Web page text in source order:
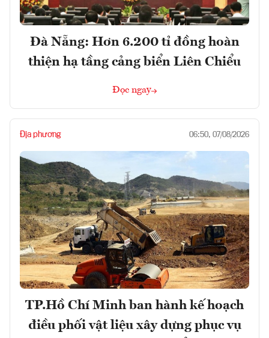
Đà Nẵng: Hơn 6.200 tỉ đồng hoàn
thiện hạ tầng cảng biển Liên Chiểu
Đọc ngay
Địa phương 06:50, 07/08/2026
TP.Hồ Chí Minh ban hành kế hoạch
điều phối vật liệu xây dựng phục vụ